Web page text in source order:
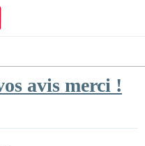
avis merci !